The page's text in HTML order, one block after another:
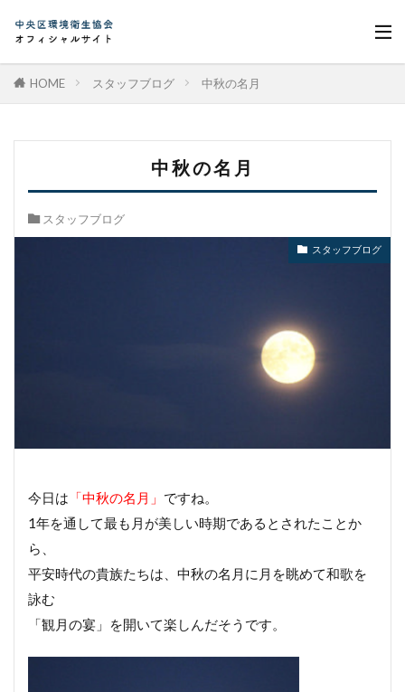
HOME スタッフブログ 中秋の名月
中秋の名月
スタッフブログ
スタッフブログ
今日は 「中秋の名月」 ですね。
1年を通して最も月が美しい時期であるとされたことか
ら、
平安時代の貴族たちは、中秋の名月に月を眺めて和歌を
詠む
「観月の宴」を開いて楽しんだそうです。